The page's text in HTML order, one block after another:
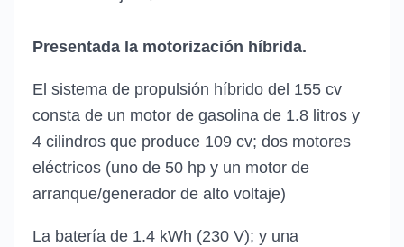
Presentada la motorización híbrida.
El sistema de propulsión híbrido del 155 cv
consta de un motor de gasolina de 1.8 litros y
4 cilindros que produce 109 cv; dos motores
eléctricos (uno de 50 hp y un motor de
arranque/generador de alto voltaje)
La batería de 1.4 kWh (230 V); y una